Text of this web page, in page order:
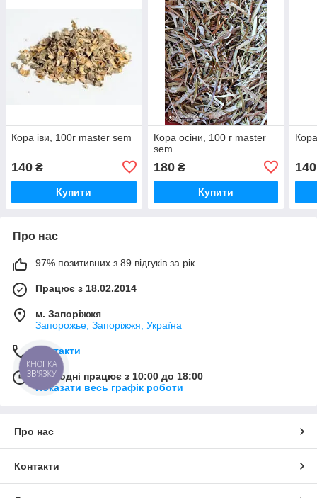
Кора іви, 100г master sem
140 ₴
Купити
Кора осіни, 100 г master
sem
180₴
Купити
140
Про нас
97% позитивних з 89 відгуків за рік
Працює з 18.02.2014
м. Запоріжжя
Запорожье, Запоріжжя, Україна
Контакти
Сьогодні працює з 10:00 до 18:00
Показати весь графік роботи
Про нас
Контакти
КНОПКА
ЗВ'ЯЗКУ